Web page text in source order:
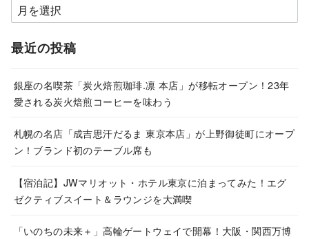
ア
ー
カ
ブ
最近の投稿
銀座の名喫茶「炭火焙煎珈琲.凛 本店」が移転オープン！23年
愛される炭火焙煎コーヒーを味わう
札幌の名店「成吉思汗だるま 東京本店」が上野御徒町にオープ
ン！ブランド初のテーブル席も
【宿泊記】JWマリオット・ホテル東京に泊まってみた！エグ
ゼクティブスイート＆ラウンジを大満喫
「いのちの未来＋」高輪ゲートウェイで開幕！大阪・関西万博